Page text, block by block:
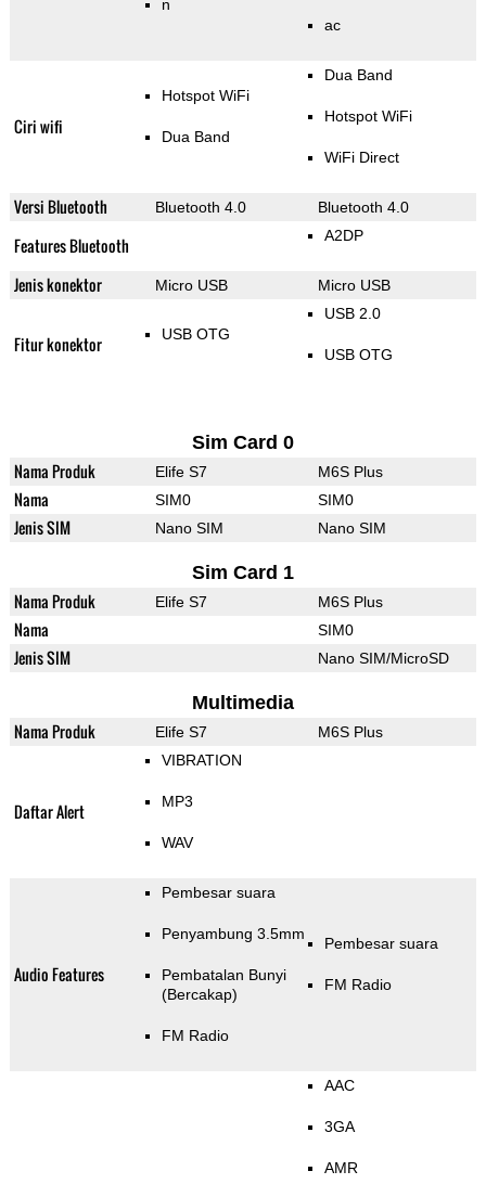
n
ac
Ciri wifi
Hotspot WiFi
Dua Band
Dua Band
Hotspot WiFi
WiFi Direct
Versi Bluetooth Bluetooth 4.0 Bluetooth 4.0
Features Bluetooth A2DP
Jenis konektor Micro USB Micro USB
Fitur konektor USB OTG
USB 2.0
USB OTG
Sim Card 0
Nama Produk Elife S7 M6S Plus
Nama SIM0 SIM0
Jenis SIM Nano SIM Nano SIM
Sim Card 1
Nama Produk Elife S7 M6S Plus
Nama SIM0
Jenis SIM Nano SIM/MicroSD
Multimedia
Nama Produk Elife S7 M6S Plus
Daftar Alert
VIBRATION
MP3
WAV
Audio Features
Pembesar suara
Penyambung 3.5mm
Pembatalan Bunyi
(Bercakap)
FM Radio
Pembesar suara
FM Radio
AAC
3GA
AMR